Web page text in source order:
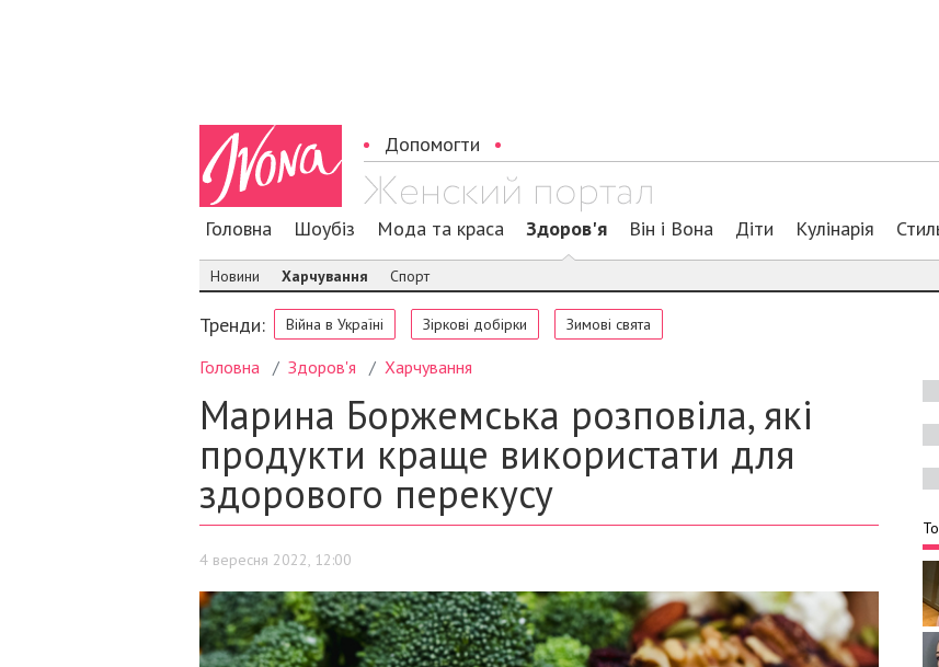
Допомогти
Головна Шоубіз Мода та краса Здоров'я Він і Вона Діти Кулінарія
Новини Харчування Спорт
Тренди: Війна в Україні Зіркові добірки Зимові свята
Головна Здоров'я Харчування
Марина Боржемська розповіла, які
продукти краще використати для
здорового перекусу
4 вересня 2022, 12:00